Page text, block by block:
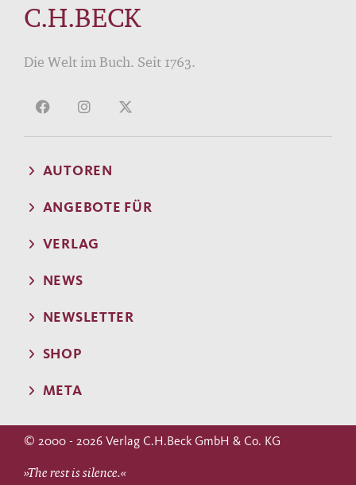
C.H.BECK
Die Welt im Buch. Seit 1763.
AUTOREN
ANGEBOTE FÜR
VERLAG
NEWS
NEWSLETTER
SHOP
META
© 2000 - 2026 Verlag C.H.Beck GmbH & Co. KG
»The rest is silence.«